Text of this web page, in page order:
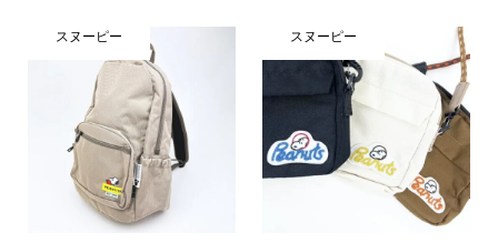
スヌーピー スヌーピー